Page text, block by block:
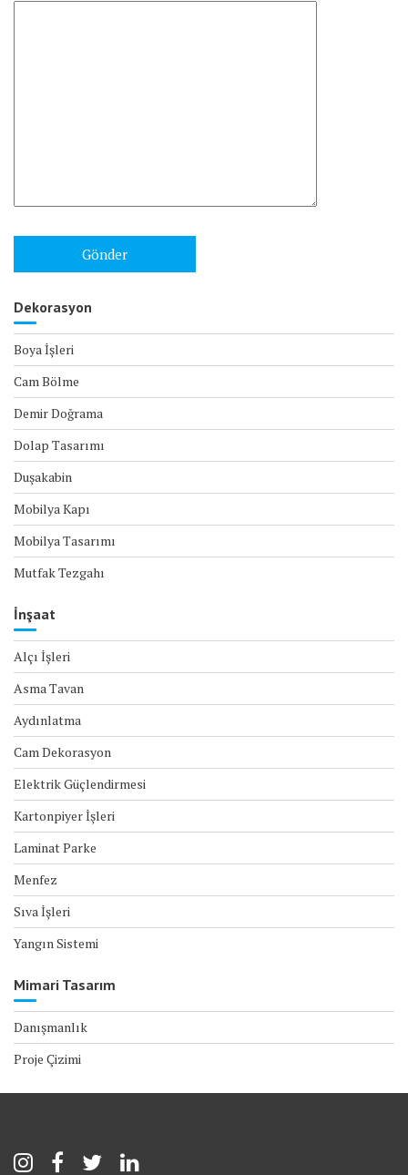
Dekorasyon
Boya İşleri
Cam Bölme
Demir Doğrama
Dolap Tasarımı
Duşakabin
Mobilya Kapı
Mobilya Tasarımı
Mutfak Tezgahı
İnşaat
Alçı İşleri
Asma Tavan
Aydınlatma
Cam Dekorasyon
Elektrik Güçlendirmesi
Kartonpiyer İşleri
Laminat Parke
Menfez
Sıva İşleri
Yangın Sistemi
Mimari Tasarım
Danışmanlık
Proje Çizimi